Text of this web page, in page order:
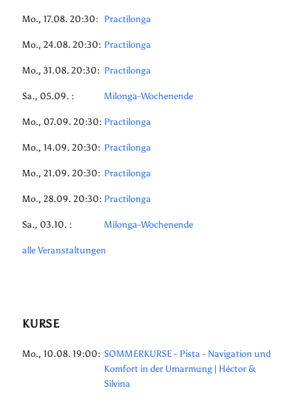
Mo., 17.08. 20:30: Practilonga
Mo., 24.08. 20:30: Practilonga
Mo., 31.08. 20:30: Practilonga
Sa., 05.09. : Milonga-Wochenende
Mo., 07.09. 20:30: Practilonga
Mo., 14.09. 20:30: Practilonga
Mo., 21.09. 20:30: Practilonga
Mo., 28.09. 20:30: Practilonga
Sa., 03.10. : Milonga-Wochenende
alle Veranstaltungen
KURSE
Mo., 10.08. 19:00: SOMMERKURSE - Pista - Navigation und
Komfort in der Umarmung | Héctor &
Silvina